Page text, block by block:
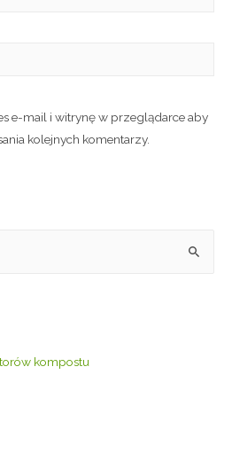
e-mail i witrynę w przeglądarce aby
kolejnych komentarzy.
kompostu